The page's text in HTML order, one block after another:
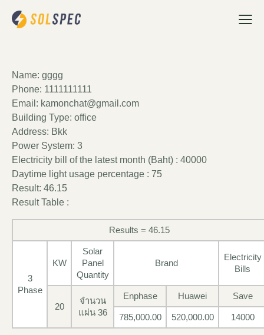
Name: gggg
Phone: 1111111111
Email: kamonchat@gmail.com
Building Type: office
Address: Bkk
Power System: 3
Electricity bill of the latest month (Baht) : 40000
Daytime light usage percentage : 75
Result: 46.15
Result Table :
Results = 46.15
3
Phase
KW
Solar
Panel
Quantity
Brand
Electricity
Bills
20
จำนวน
แผ่น 36
Enphase Huawei Save
785,000.00 520,000.00 14000